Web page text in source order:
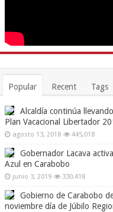
Popular Recent Tags
Alcaldía continúa
Plan Vacacional Libertador
agosto 13, 2018 445,018
Gobernador Lacava
Azul en Carabobo
junio 3, 2019 330,418
Gobierno de Carabobo
noviembre día de Júbilo